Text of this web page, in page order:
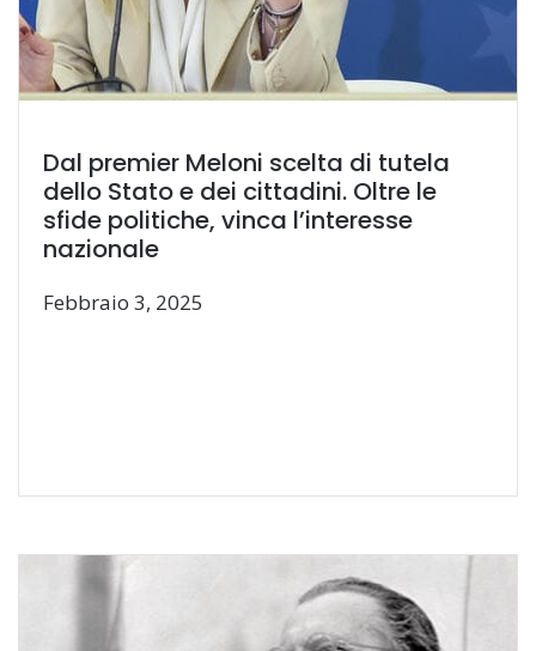
Dal premier Meloni scelta di tutela
dello Stato e dei cittadini. Oltre le
sfide politiche, vinca l’interesse
nazionale
Febbraio 3, 2025